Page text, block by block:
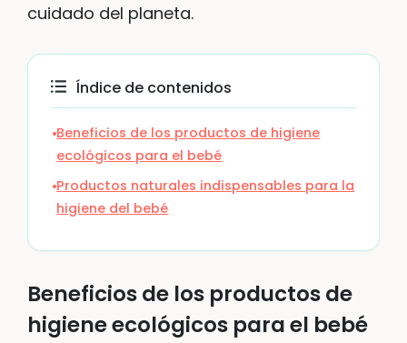
cuidado del planeta.
Índice de contenidos
Beneficios de los productos de higiene
ecológicos para el bebé
Productos naturales indispensables para la
higiene del bebé
Beneficios de los productos de
higiene ecológicos para el bebé